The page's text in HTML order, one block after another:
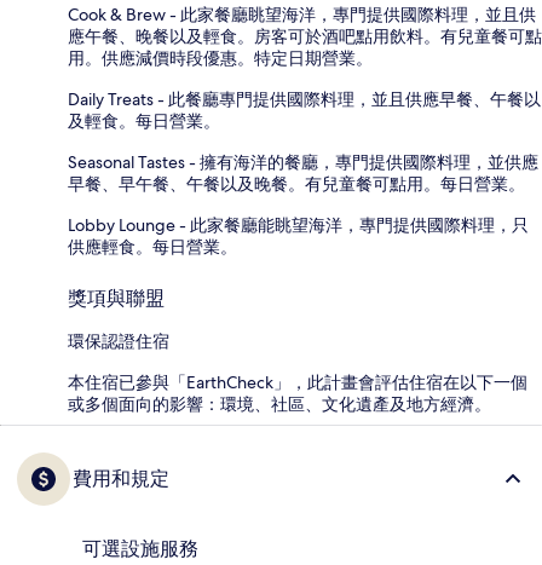
Cook & Brew - 此家餐廳眺望海洋，專門提供國際料理，並且供
應午餐、晚餐以及輕食。房客可於酒吧點用飲料。有兒童餐可點
用。供應減價時段優惠。特定日期營業。
Daily Treats - 此餐廳專門提供國際料理，並且供應早餐、午餐以
及輕食。每日營業。
Seasonal Tastes - 擁有海洋的餐廳，專門提供國際料理，並供應
早餐、早午餐、午餐以及晚餐。有兒童餐可點用。每日營業。
Lobby Lounge - 此家餐廳能眺望海洋，專門提供國際料理，只
供應輕食。每日營業。
獎項與聯盟
環保認證住宿
本住宿已參與「EarthCheck」，此計畫會評估住宿在以下一個
或多個面向的影響：環境、社區、文化遺產及地方經濟。
費用和規定
可選設施服務